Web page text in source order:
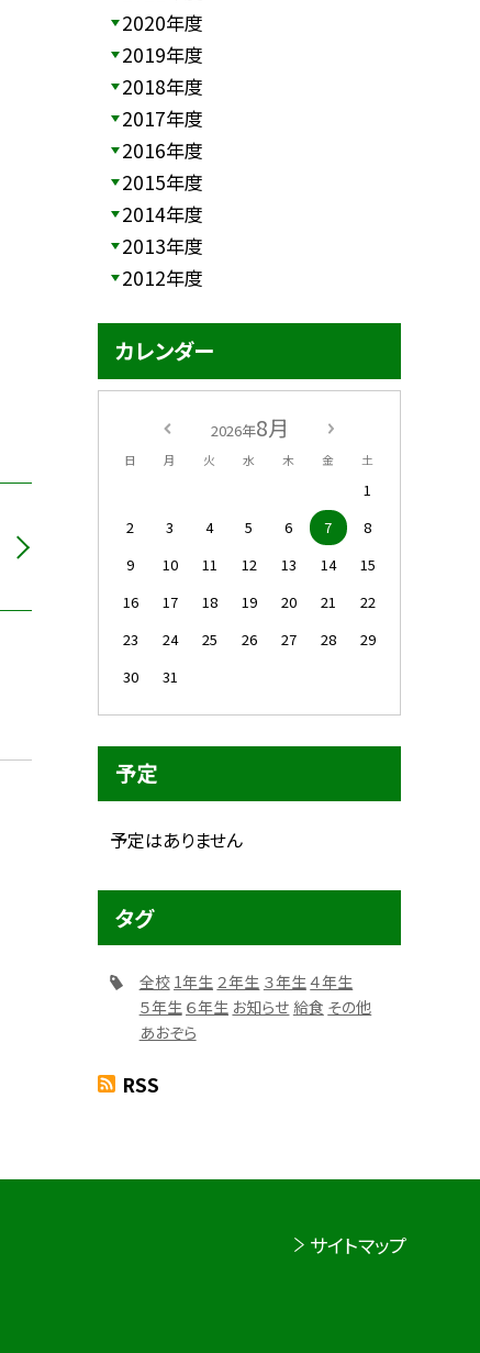
2020年度
2019年度
2018年度
2017年度
2016年度
2015年度
2014年度
2013年度
2012年度
カレンダー
2026年8月
日 月 火 水 木 金 土
1
2
3 4 5 6 7
8
9
10 11 12 13 14
15
16
17 18 19 20 21
22
23
24 25 26 27 28
29
30
31
予定
予定はありません
タグ
全校 1年生 ２年生 ３年生 ４年生
５年生 ６年生 お知らせ 給食 その他
あおぞら
RSS
サイトマップ